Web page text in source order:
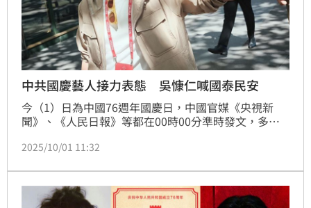
中共國慶藝人接力表態 吳慷仁喊國泰民安
今（1）日為中國76週年國慶日，中國官媒《央視新
聞》、《人民日報》等都在00時00分準時發文，多位
奇隆、歐陽娣娣、吳慷仁、劉畊宏、楊宗緯、林瑞陽、
發聲。
2025/10/01 11:32